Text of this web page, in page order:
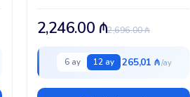
2,696.00₼
2,246.00 ₼
6 ay 12 ay 265,01 ₼